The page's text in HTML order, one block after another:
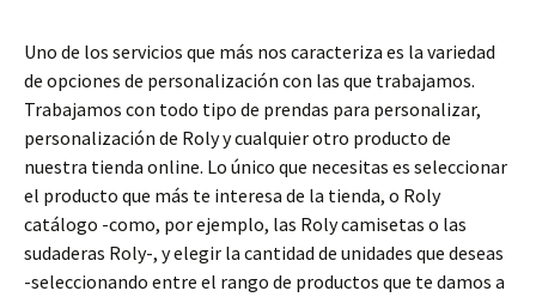
Uno de los servicios que más nos caracteriza es la variedad
de opciones de personalización con las que trabajamos.
Trabajamos con todo tipo de prendas para personalizar,
personalización de Roly y cualquier otro producto de
nuestra tienda online. Lo único que necesitas es seleccionar
el producto que más te interesa de la tienda, o Roly
catálogo -como, por ejemplo, las Roly camisetas o las
sudaderas Roly-, y elegir la cantidad de unidades que deseas
-seleccionando entre el rango de productos que te damos a